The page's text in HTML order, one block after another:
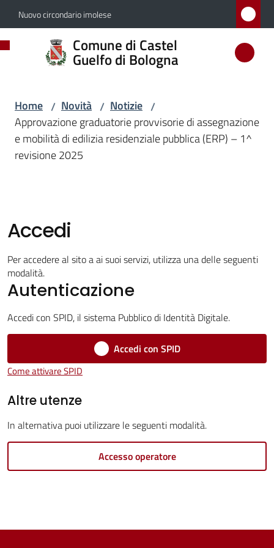
Vai al contenuto
Vai alla navigazione
Vai al footer
Nuovo circondario imolese
Comune di Castel
Guelfo di Bologna
Comune
di
di
Bologna
Novità
Menu selezionato
Servizi
Vivere
Servizi
online
Tutti
Home / Novità / Notizie /
Approvazione graduatorie provvisorie di assegnazione
e mobilità di edilizia residenziale pubblica (ERP) – 1^
revisione 2025
Accedi
Per accedere al sito a ai suoi servizi, utilizza una delle seguenti
modalità.
Autenticazione
Accedi con SPID, il sistema Pubblico di Identità Digitale.
Accedi con SPID
Come attivare SPID
Altre utenze
In alternativa puoi utilizzare le seguenti modalità.
Accesso operatore